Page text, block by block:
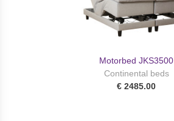
Motorbed JKS3500
Continental beds
€ 2485.00